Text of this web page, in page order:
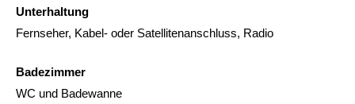
Unterhaltung
Fernseher, Kabel- oder Satellitenanschluss, Radio
Badezimmer
WC und Badewanne